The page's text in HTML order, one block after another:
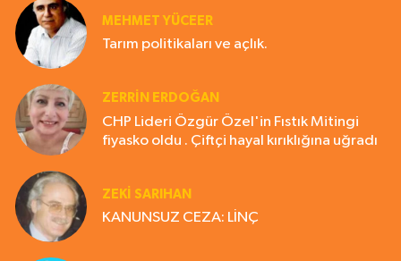
MEHMET YÜCEER
Tarım politikaları ve açlık.
ZERRIN ERDOĞAN
CHP Lideri Özgür Özel'in Fıstık Mitingi
fiyasko oldu . Çiftçi hayal kırıklığına uğradı
ZEKI SARIHAN
KANUNSUZ CEZA: LİNÇ